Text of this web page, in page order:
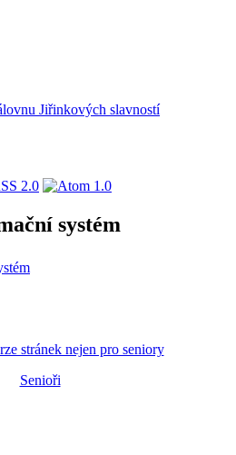
Jiřinkových slavností
systém
stránek nejen pro seniory